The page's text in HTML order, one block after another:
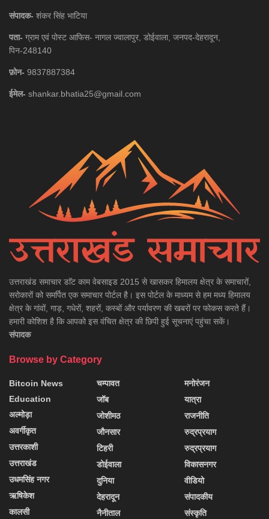
संपादक- शंकर सिंह भाटिया
पता- ग्राम एवं पोस्ट आफिस- नागल ज्वालापुर, डोईवाला, जनपद-देहरादून,
पिन-248140
फ़ोन- 9837887384
ईमेल- shankar.bhatia25@gmail.com
उत्तराखंड समाचार डाॅट काम वेबसाइड 2015 से खासकर हिमालय क्षेत्र के समाचारों,
सरोकारों को समर्पित एक समाचार पोर्टल है। इस पोर्टल के माध्यम से हम मध्य हिमालय
क्षेत्र के गांवों, गाड़, गधेरों, शहरों, कस्बों और पर्यावरण की खबरों पर फोकस करते हैं।
हमारी कोशिश है कि आपको इस वंचित क्षेत्र की छिपी हुई सूचनाएं पहुंचा सकें।
संपादक
Browse by Category
Bitcoin News
Education
अल्मोड़ा
अवर्गीकृत
उत्तरकाशी
उत्तराखंड
उधमसिंह नगर
ऋषिकेश
कालसी
चम्पावत
जॉब
जोशीमठ
जौनसार
टिहरी
डोईवाला
दुनिया
देहरादून
नैनीताल
मनोरंजन
यात्रा
राजनीति
रुद्रप्रयाग
रुद्रप्रयाग
विकासनगर
वीडियो
संपादकीय
संस्कृति